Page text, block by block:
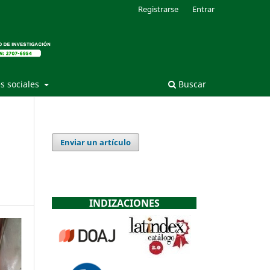
sociales Buscar
Registrarse Entrar
Enviar un artículo
INDIZACIONES